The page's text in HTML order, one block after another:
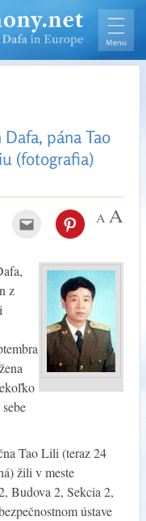
pána Tao
(fotografia)
z
Tao Lili (teraz 24
žili v meste
Budova 2, Sekcia 2,
ústave